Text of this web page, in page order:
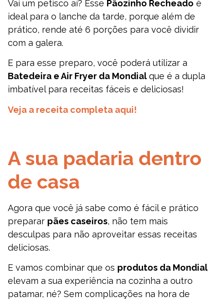
Vai um petisco aí? Esse Pãozinho Recheado é
ideal para o lanche da tarde, porque além de
prático, rende até 6 porções para você dividir
com a galera.
E para esse preparo, você poderá utilizar a
Batedeira e Air Fryer da Mondialque é a dupla
imbatível para receitas fáceis e deliciosas!
Veja a receita completa aqui!
A sua padaria dentro
de casa
Agora que você já sabe como é fácil e prático
preparar pães caseiros, não tem mais
desculpas para não aproveitar essas receitas
deliciosas.
E vamos combinar que os produtos da Mondial
elevam a sua experiência na cozinha a outro
patamar, né? Sem complicações na hora de